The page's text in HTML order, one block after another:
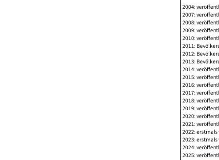
2004:
2007:
2008:
2009:
2010:
2011:
2012:
2013:
2014:
2015:
2016:
2017:
2018:
2019:
2020:
2021:
2022:
2023:
2024:
2025: